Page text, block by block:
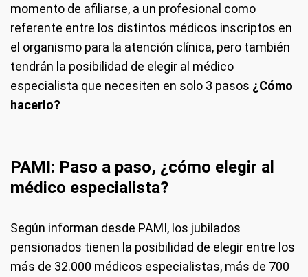
momento de afiliarse, a un profesional como
referente entre los distintos médicos inscriptos en
el organismo para la atención clínica, pero también
tendrán la posibilidad de elegir al médico
especialista que necesiten en solo 3 pasos ¿Cómo
hacerlo?
PAMI: Paso a paso, ¿cómo elegir al
médico especialista?
Según informan desde PAMI, los jubilados
pensionados tienen la posibilidad de elegir entre los
más de 32.000 médicos especialistas, más de 700